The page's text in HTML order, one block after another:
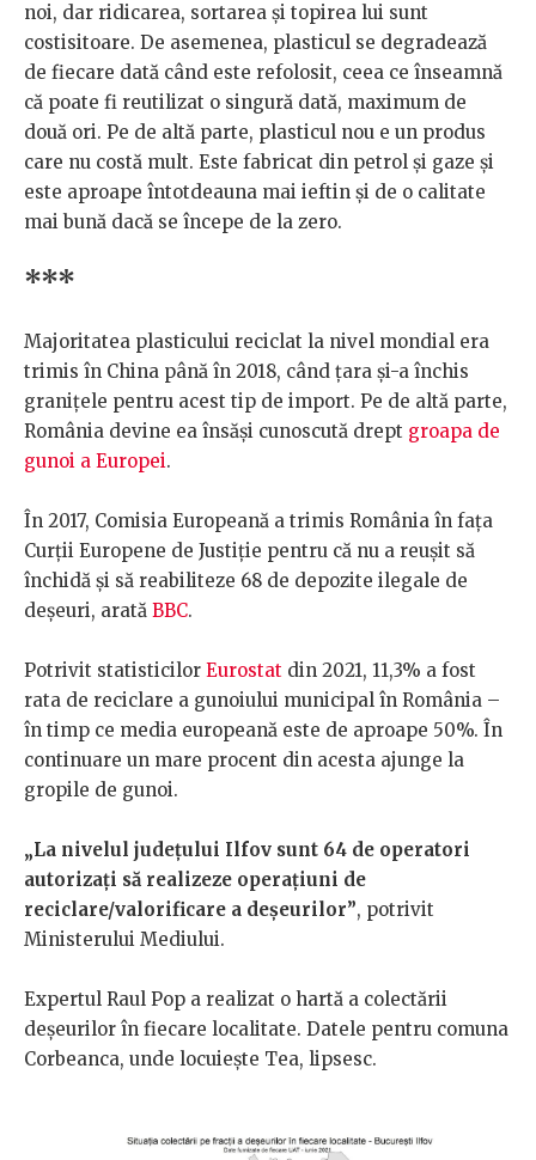
noi, dar ridicarea, sortarea și topirea lui sunt
costisitoare. De asemenea, plasticul se degradează
de fiecare dată când este refolosit, ceea ce înseamnă
că poate fi reutilizat o singură dată, maximum de
două ori. Pe de altă parte, plasticul nou e un produs
care nu costă mult. Este fabricat din petrol și gaze și
este aproape întotdeauna mai ieftin și de o calitate
mai bună dacă se începe de la zero.
***
Majoritatea plasticului reciclat la nivel mondial era
trimis în China până în 2018, când țara și-a închis
granițele pentru acest tip de import. Pe de altă parte,
România devine ea însăși cunoscută drept groapa de
gunoi a Europei.
În 2017, Comisia Europeană a trimis România în fața
Curții Europene de Justiție pentru că nu a reușit să
închidă și să reabiliteze 68 de depozite ilegale de
deșeuri, arată BBC.
Potrivit statisticilor Eurostat din 2021, 11,3% a fost
rata de reciclare a gunoiului municipal în România –
în timp ce media europeană este de aproape 50%. În
continuare un mare procent din acesta ajunge la
gropile de gunoi.
„La nivelul județului Ilfov sunt 64 de operatori
autorizați să realizeze operațiuni de
reciclare/valorificare a deșeurilor”, potrivit
Ministerului Mediului.
Expertul Raul Pop a realizat o hartă a colectării
deșeurilor în fiecare localitate. Datele pentru comuna
Corbeanca, unde locuiește Tea, lipsesc.